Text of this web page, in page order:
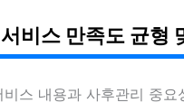
비스 만족도 균형
스 내용과 사후관리 중요